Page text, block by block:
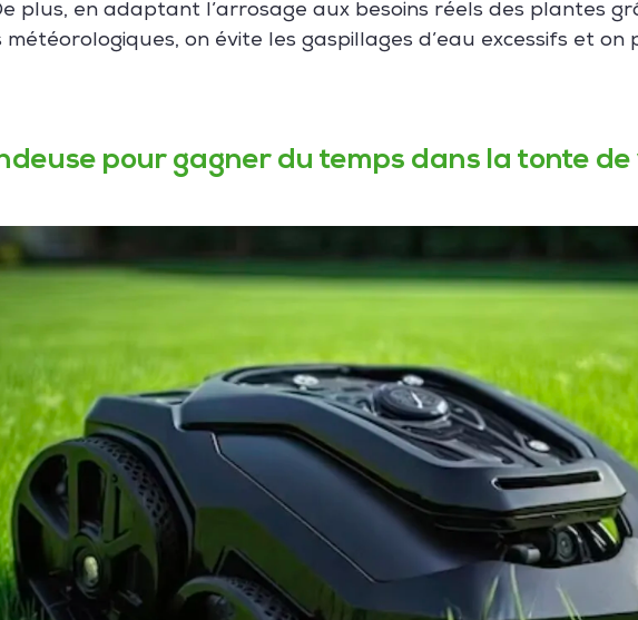
plus, en adaptant l’arrosage aux besoins réels des plantes
on évite les gaspillages d’eau excessifs et on
pour gagner du temps dans la tonte